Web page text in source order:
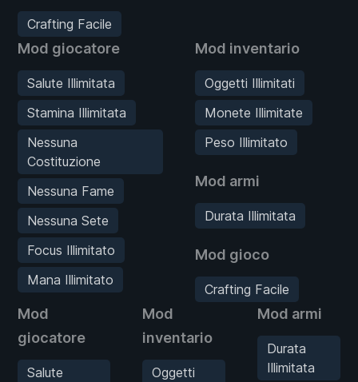
Crafting Facile
Mod giocatore
Salute Illimitata
Stamina Illimitata
Nessuna
Costituzione
Nessuna Fame
Nessuna Sete
Focus Illimitato
Mana Illimitato
Mod inventario
Oggetti Illimitati
Monete Illimitate
Peso Illimitato
Mod armi
Durata Illimitata
Mod gioco
Crafting Facile
Mod
giocatore
Salute
Mod
inventario
Oggetti
Mod armi
Durata
Illimitata